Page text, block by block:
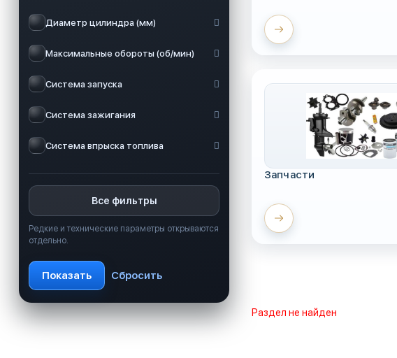
Диаметр цилиндра (мм)
Максимальные обороты (об/мин)
Система запуска
Система зажигания
Система впрыска топлива
Все фильтры
Редкие и технические параметры открываются
отдельно.
Запчасти
Раздел не найден